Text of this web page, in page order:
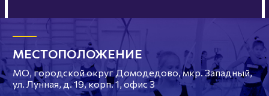
МЕСТОПОЛОЖЕНИЕ
МО, городской округ Домодедово, мкр. Западный,
ул. Лунная, д. 19, корп. 1, офис 3